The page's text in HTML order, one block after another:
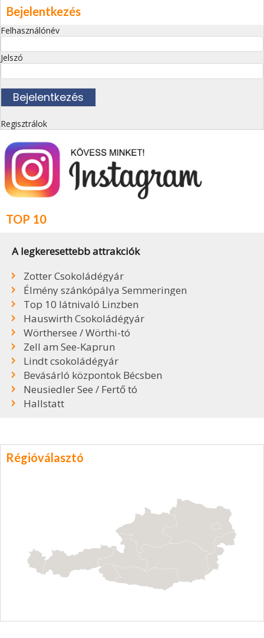
Bejelentkezés
Felhasználónév
Jelszó
Regisztrálok
TOP 10
A legkeresettebb attrakciók
Zotter Csokoládégyár
Élmény szánkópálya Semmeringen
Top 10 látnivaló Linzben
Hauswirth Csokoládégyár
Wörthersee / Wörthi-tó
Zell am See-Kaprun
Lindt csokoládégyár
Bevásárló központok Bécsben
Neusiedler See / Fertő tó
Hallstatt
Régióválasztó